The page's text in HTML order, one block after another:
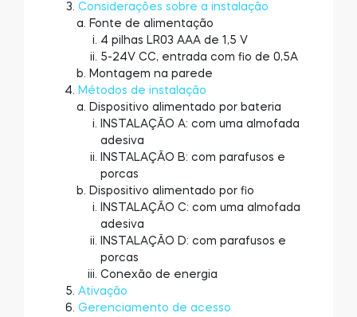
Considerações sobre a instalação
Fonte de alimentação
4 pilhas LR03 AAA de 1,5 V
5-24V CC, entrada com fio de 0,5A
Montagem na parede
Métodos de instalação
Dispositivo alimentado por bateria
INSTALAÇÃO A: com uma almofada
adesiva
INSTALAÇÃO B: com parafusos e
porcas
Dispositivo alimentado por fio
INSTALAÇÃO C: com uma almofada
adesiva
INSTALAÇÃO D: com parafusos e
porcas
Conexão de energia
Ativação
Gerenciamento de acesso